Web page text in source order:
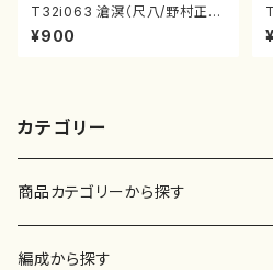
T32i063 滄溟（尺八/野村正
峰/尺八/都山式譜）都山流公刊
楽譜曲番:512
¥900
カテゴリー
商品カテゴリーから探す
楽譜
編成から探す